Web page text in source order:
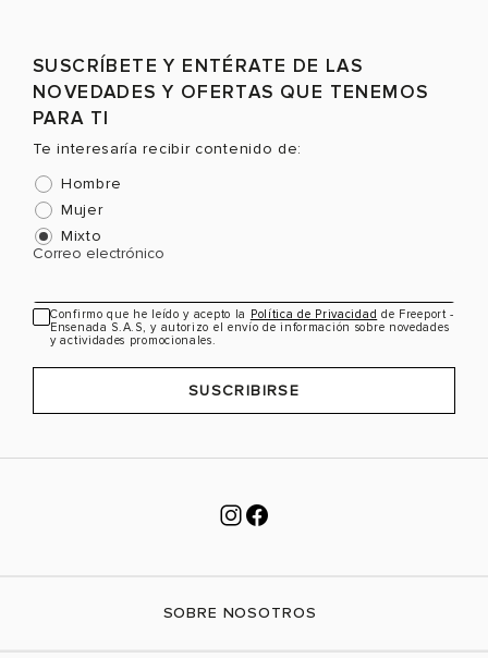
SUSCRÍBETE Y ENTÉRATE DE LAS
NOVEDADES Y OFERTAS QUE TENEMOS
PARA TI
Te interesaría recibir contenido de:
Hombre
Mujer
Mixto
Correo electrónico
Confirmo que he leído y acepto la Política de Privacidad de Freeport -
Ensenada S.A.S, y autorizo el envío de información sobre novedades
y actividades promocionales.
SUSCRIBIRSE
SOBRE NOSOTROS